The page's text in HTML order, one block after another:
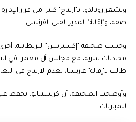
ويشعر رونالدو، بـ"ارتياح" كبير، من قرار
صفه، و"إقالة" المدير الفني الفرنسي.
وحسب صحيفة "إكسبريس" البريطانية، أجرى
محادثات سرية، مع مجلس آل معمر، في
طالب بـ"إقالة" غارسيا، لعدم الارتياح في
وأوضحت الصحيفة، أن كريستيانو، تحفظ
للمباريات.